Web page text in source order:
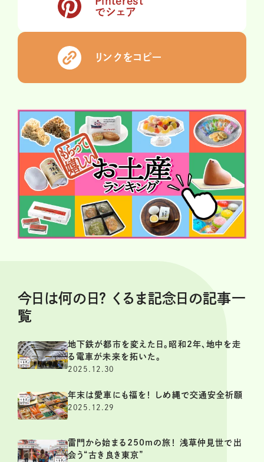
でシェア
リンクをコピー
今日は何の日？ くるま記念日の記事一
覧
地下鉄が都市を変えた日。昭和2年、地中を走
る電車が未来を拓いた。
2025.12.30
年末は愛車にも福を！ しめ縄で交通安全祈願
2025.12.29
雷門から始まる250mの旅！ 浅草仲見世で出
会う“古き良き東京”